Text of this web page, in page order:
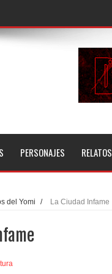
PERSONAJES RELATOS
del Yomi / La Ciudad Infame